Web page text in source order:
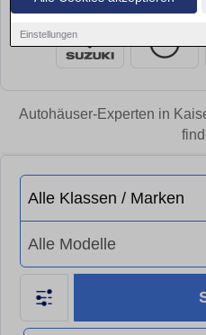
Einstellungen
Autohäuser-Experten in